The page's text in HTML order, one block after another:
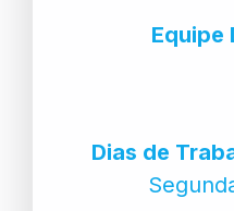
Equipe
Dias de